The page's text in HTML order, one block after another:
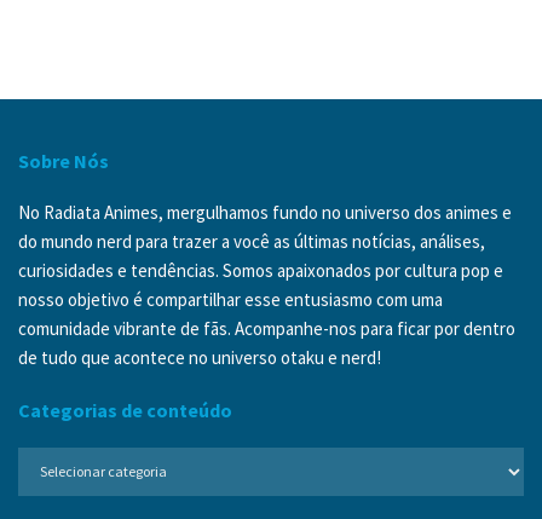
Sobre Nós
No Radiata Animes, mergulhamos fundo no universo dos animes e
do mundo nerd para trazer a você as últimas notícias, análises,
curiosidades e tendências. Somos apaixonados por cultura pop e
nosso objetivo é compartilhar esse entusiasmo com uma
comunidade vibrante de fãs. Acompanhe-nos para ficar por dentro
de tudo que acontece no universo otaku e nerd!
Categorias de conteúdo